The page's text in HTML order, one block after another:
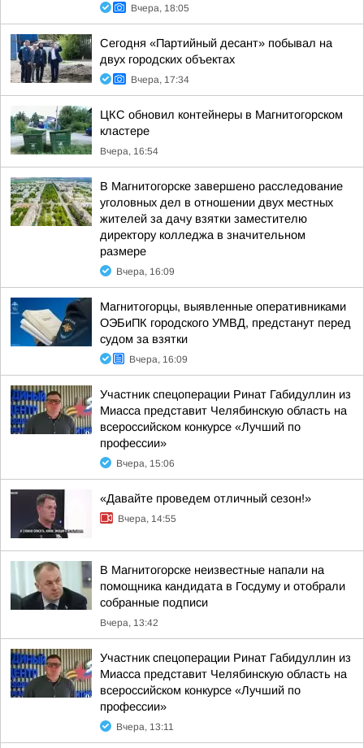
Вчера, 18:05
Сегодня «Партийный десант» побывал на
двух городских объектах
Вчера, 17:34
ЦКС обновил контейнеры в Магнитогорском
кластере
Вчера, 16:54
В Магнитогорске завершено расследование
уголовных дел в отношении двух местных
жителей за дачу взятки заместителю
директору колледжа в значительном
размере
Вчера, 16:09
Магнитогорцы, выявленные оперативниками
ОЭБиПК городского УМВД, предстанут перед
судом за взятки
Вчера, 16:09
Участник спецоперации Ринат Габидуллин из
Миасса представит Челябинскую область на
всероссийском конкурсе «Лучший по
профессии»
Вчера, 15:06
«Давайте проведем отличный сезон!»
Вчера, 14:55
В Магнитогорске неизвестные напали на
помощника кандидата в Госдуму и отобрали
собранные подписи
Вчера, 13:42
Участник спецоперации Ринат Габидуллин из
Миасса представит Челябинскую область на
всероссийском конкурсе «Лучший по
профессии»
Вчера, 13:11